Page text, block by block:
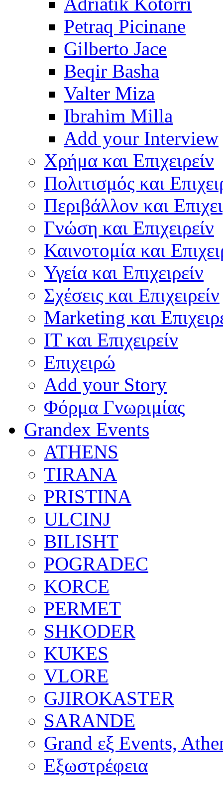
Petraq Picinane
Gilberto Jace
Beqir Basha
Valter Miza
Ibrahim Milla
Add your Interview
Χρήμα και Επιχειρείν
Πολιτισμός και
Περιβάλλον και
Γνώση και Επιχειρείν
Καινοτομία και
Υγεία και Επιχειρείν
Σχέσεις και Επιχειρείν
Marketing και
IT και Επιχειρείν
Επιχειρώ
Add your Story
Φόρμα Γνωριμίας
Grandex Events
ATHENS
TIRANA
PRISTINA
ULCINJ
BILISHT
POGRADEC
KORCE
PERMET
SHKODER
KUKES
VLORE
GJIROKASTER
SARANDE
Grand εξ Events,
Εξωστρέφεια